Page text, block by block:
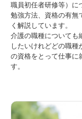
職員初任者研修等）に
勉強方法、資格の有無
く解説しています。
介護の職種についても
したいけれどどの職
の資格をとって仕事に
す。